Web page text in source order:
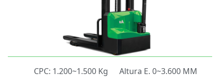
CPC: 1.200~1.500 Kg Altura E. 0~3.600 MM